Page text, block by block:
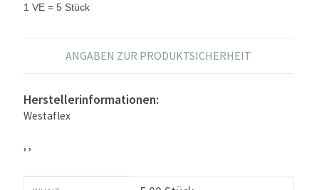
1 VE = 5 Stück
ANGABEN ZUR PRODUKTSICHERHEIT
Herstellerinformationen:
Westaflex
, ,